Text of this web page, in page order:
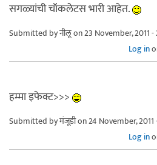
सगळ्यांची चॉकलेटस भारी आहेत.
Submitted byनीलूon 23 November, 2011 -
Log in
हम्मा इफेक्ट>>>
Submitted byमंजूडीon 24 November, 2011
Log in